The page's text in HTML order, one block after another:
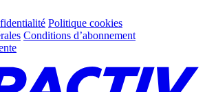
Politique cookies
Conditions d’abonnement